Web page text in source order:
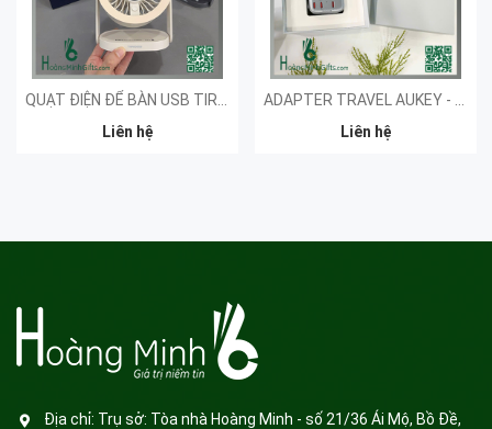
Liên hệ
Liên hệ
Địa chỉ: Trụ sở: Tòa nhà Hoàng Minh - số 21/36 Ái Mộ, Bồ Đề,